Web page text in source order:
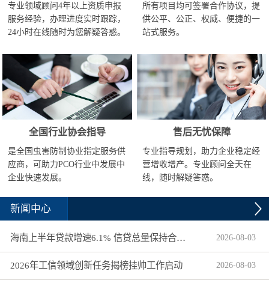
专业领域顾问4年以上资质申报
服务经验，办理进度实时跟踪，
24小时在线随时为您解疑答惑。
所有项目均可签署合作协议，提
供公平、公正、权威、便捷的一
站式服务。
全国行业协会指导
是全国虫害防制协业指定服务供
应商，可助力PCO行业中发展中
企业快速发展。
售后无忧保障
专业指导规划，助力企业稳定经
营增收增产。专业顾问全天在
线，随时解疑答惑。
新闻中心
海南上半年贷款增速6.1% 信贷总量保持合理平稳增长 2026-08-03
2026年工信领域创新任务揭榜挂帅工作启动 2026-08-03